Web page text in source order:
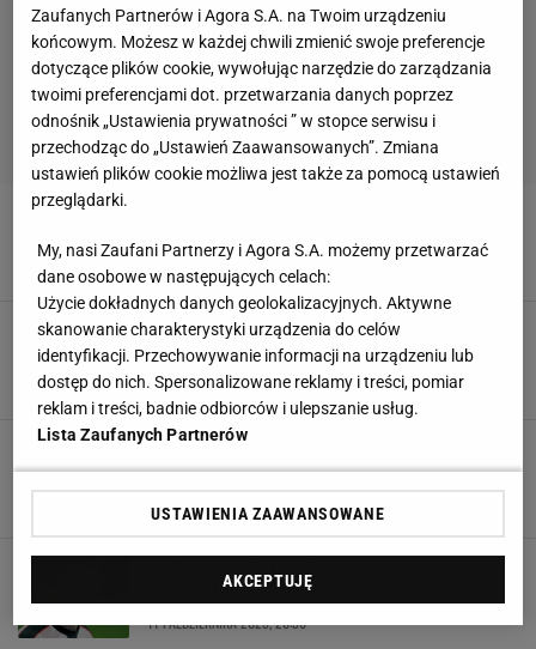
13 STYCZNIA 2026, 06:14
Szeremeta zeszła z ringu i nie była w stanie
rozmawiać. Dramatyczne sceny
24 GRUDNIA 2025, 18:53
49-letni miliarder przerywa milczenie ws. afery
weselnej. "Zawiodłem się"
24 LISTOPADA 2025, 12:55
wieści. "Nie wiedzieli, jak się zachować"
11 PAŹDZIERNIKA 2025, 20:36
Zaufanych Partnerów i Agora S.A. na Twoim urządzeniu
końcowym. Możesz w każdej chwili zmienić swoje preferencje
dotyczące plików cookie, wywołując narzędzie do zarządzania
twoimi preferencjami dot. przetwarzania danych poprzez
odnośnik „Ustawienia prywatności ” w stopce serwisu i
przechodząc do „Ustawień Zaawansowanych”. Zmiana
ustawień plików cookie możliwa jest także za pomocą ustawień
przeglądarki.
My, nasi Zaufani Partnerzy i Agora S.A. możemy przetwarzać
dane osobowe w następujących celach:
Użycie dokładnych danych geolokalizacyjnych. Aktywne
skanowanie charakterystyki urządzenia do celów
identyfikacji. Przechowywanie informacji na urządzeniu lub
dostęp do nich. Spersonalizowane reklamy i treści, pomiar
reklam i treści, badnie odbiorców i ulepszanie usług.
Lista Zaufanych Partnerów
USTAWIENIA ZAAWANSOWANE
AKCEPTUJĘ